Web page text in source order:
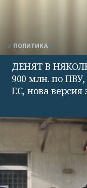
ПОЛИТИКА
ДЕНЯТ В
900 млн. по
ЕС, нова версия